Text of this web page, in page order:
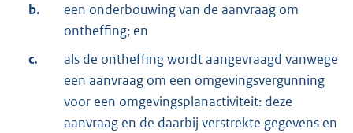
b.
een onderbouwing van de aanvraag om
ontheffing; en
c.
als de ontheffing wordt aangevraagd vanwege
een aanvraag om een omgevingsvergunning
voor een omgevingsplanactiviteit: deze
aanvraag en de daarbij verstrekte gegevens en